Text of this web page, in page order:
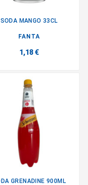
SODA MANGO 33CL
FANTA
1,18 €
GRENADINE 900ML